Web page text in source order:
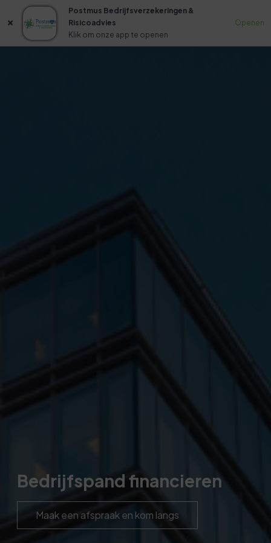
Postmus Bedrijfsverzekeringen &
Risicoadvies
Klik om onze app te openen
Openen
Bedrijfspand financieren
Maak een afspraak en kom langs